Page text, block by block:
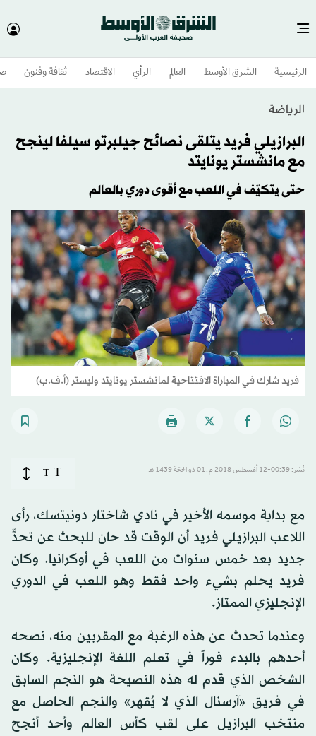
الرئيسية الشرق الأوسط​ العالم الرأي الاقتصاد ثقافة وفنون
الرياضة
البرازيلي فريد يتلقى نصائح جيلبرتو سيلفا لينجح
مع مانشستر يونايتد
حتى يتكيّف في اللعب مع أقوى دوري بالعالم
فريد شارك في المباراة الافتتاحية لمانشستر يونايتد وليستر (أ.ف.ب)
نُشر: 00:39-12 أغسطس 2018 م ـ 01 ذو الحِجّة 1439 هـ T
T
مع بداية موسمه الأخير في نادي شاختار دونيتسك، رأى
اللاعب البرازيلي فريد أن الوقت قد حان للبحث عن تحدٍّ
جديد بعد خمس سنوات من اللعب في أوكرانيا. وكان
فريد يحلم بشيء واحد فقط وهو اللعب في الدوري
الإنجليزي الممتاز.
وعندما تحدث عن هذه الرغبة مع المقربين منه، نصحه
أحدهم بالبدء فوراً في تعلم اللغة الإنجليزية. وكان
الشخص الذي قدم له هذه النصيحة هو النجم السابق
في فريق «آرسنال الذي لا يُقهر» والنجم الحاصل مع
منتخب البرازيل على لقب كأس العالم وأحد أنجح